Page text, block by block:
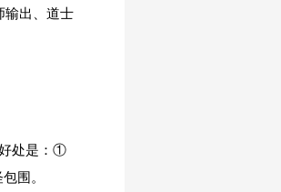
输出、道士
好处是：①
围。